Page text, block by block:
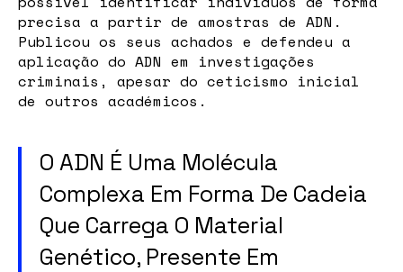
precisa a partir de amostras de ADN.
Publicou os seus achados e defendeu a
aplicação do ADN em investigações
criminais, apesar do ceticismo inicial
de outros académicos.
O ADN É Uma Molécula
Complexa Em Forma De Cadeia
Que Carrega O Material
Genético, Presente Em